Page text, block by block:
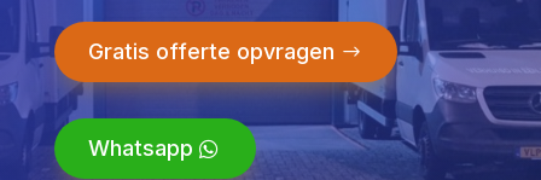
Gratis offerte opvragen
Whatsapp